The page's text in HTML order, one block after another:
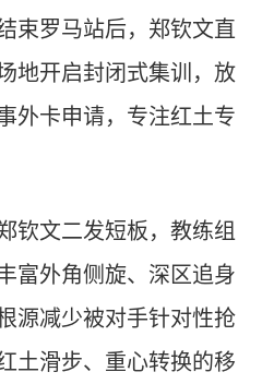
束罗马站后，郑钦文直
地开启封闭式集训，放
外卡申请，专注红土专
文二发短板，教练组
富外角侧旋、深区追身
源减少被对手针对性抢
土滑步、重心转换的移